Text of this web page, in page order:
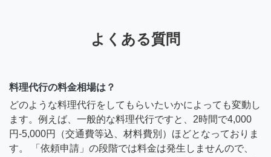
よくある質問
料理代行の料金相場は？
どのような料理代行をしてもらいたいかによっても変動し
ます。例えば、一般的な料理代行ですと、2時間で4,000
円-5,000円（交通費等込、材料費別）ほどとなっておりま
す。 「依頼申請」の段階では料金は発生しませんので、